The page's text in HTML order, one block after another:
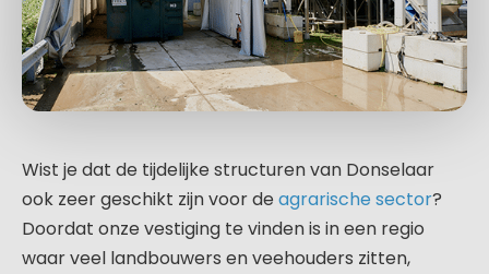
Wist je dat de tijdelijke structuren van Donselaar
ook zeer geschikt zijn voor de agrarische sector?
Doordat onze vestiging te vinden is in een regio
waar veel landbouwers en veehouders zitten,